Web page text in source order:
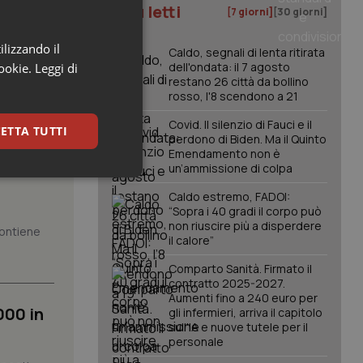
in
I più letti [7 giorni] [30 giorni]
Caldo, segnali di lenta ritirata
dell'ondata: il 7 agosto
restano 26 città da bollino
rosso, l'8 scendono a 21
Covid. Il silenzio di Fauci e il
perdono di Biden. Ma il Quinto
Emendamento non è
un’ammissione di colpa
Caldo estremo, FADOI:
“Sopra i 40 gradi il corpo può
non riuscire più a disperdere
il calore”
Comparto Sanità. Firmato il
contratto 2025-2027.
Aumenti fino a 240 euro per
gli infermieri, arriva il capitolo
sull'IA e nuove tutele per il
personale
il
Leggi di
TUTTI
sulle pagine